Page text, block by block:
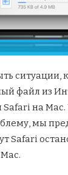
ситуации,
файл из
Safari на
мы
Safari